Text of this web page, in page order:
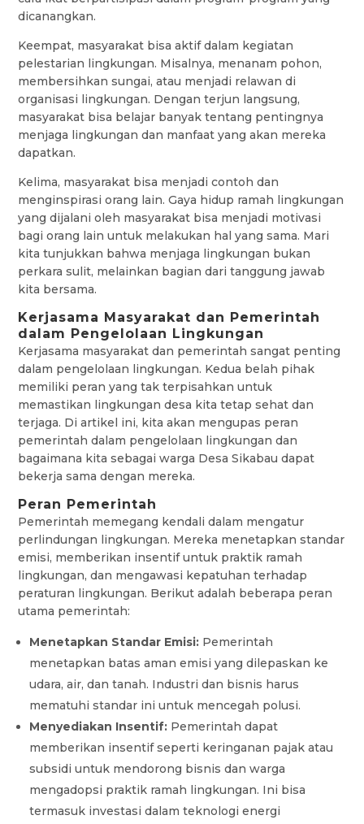
dicanangkan.
Keempat, masyarakat bisa aktif dalam kegiatan
pelestarian lingkungan. Misalnya, menanam pohon,
membersihkan sungai, atau menjadi relawan di
organisasi lingkungan. Dengan terjun langsung,
masyarakat bisa belajar banyak tentang pentingnya
menjaga lingkungan dan manfaat yang akan mereka
dapatkan.
Kelima, masyarakat bisa menjadi contoh dan
menginspirasi orang lain. Gaya hidup ramah lingkungan
yang dijalani oleh masyarakat bisa menjadi motivasi
bagi orang lain untuk melakukan hal yang sama. Mari
kita tunjukkan bahwa menjaga lingkungan bukan
perkara sulit, melainkan bagian dari tanggung jawab
kita bersama.
Kerjasama Masyarakat dan Pemerintah
dalam Pengelolaan Lingkungan
Kerjasama masyarakat dan pemerintah sangat penting
dalam pengelolaan lingkungan. Kedua belah pihak
memiliki peran yang tak terpisahkan untuk
memastikan lingkungan desa kita tetap sehat dan
terjaga. Di artikel ini, kita akan mengupas peran
pemerintah dalam pengelolaan lingkungan dan
bagaimana kita sebagai warga Desa Sikabau dapat
bekerja sama dengan mereka.
Peran Pemerintah
Pemerintah memegang kendali dalam mengatur
perlindungan lingkungan. Mereka menetapkan standar
emisi, memberikan insentif untuk praktik ramah
lingkungan, dan mengawasi kepatuhan terhadap
peraturan lingkungan. Berikut adalah beberapa peran
utama pemerintah:
Menetapkan Standar Emisi: Pemerintah
menetapkan batas aman emisi yang dilepaskan ke
udara, air, dan tanah. Industri dan bisnis harus
mematuhi standar ini untuk mencegah polusi.
Menyediakan Insentif: Pemerintah dapat
memberikan insentif seperti keringanan pajak atau
subsidi untuk mendorong bisnis dan warga
mengadopsi praktik ramah lingkungan. Ini bisa
termasuk investasi dalam teknologi energi